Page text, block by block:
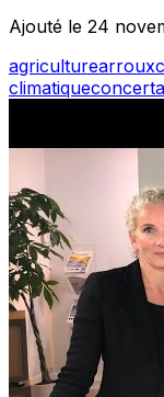
Ajouté le 24
agriculturearroux
climatique